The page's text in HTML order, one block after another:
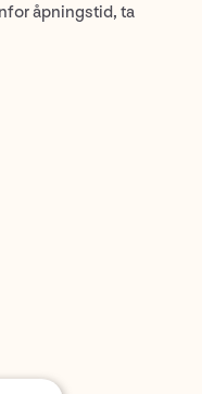
åpningstid, ta